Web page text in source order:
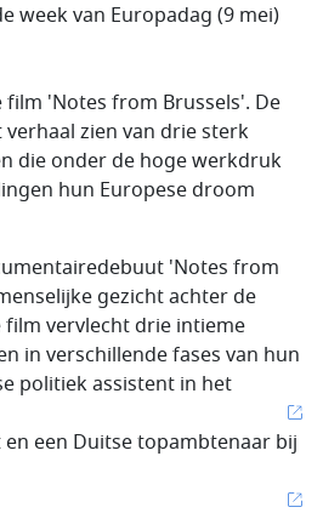
week van Europadag (9 mei)
film 'Notes from Brussels'. De
zien van drie sterk
die onder de hoge werkdruk
hun Europese droom
'Notes from
gezicht achter de
film vervlecht drie intieme
in verschillende fases van hun
politiek assistent in het
een Duitse topambtenaar bij